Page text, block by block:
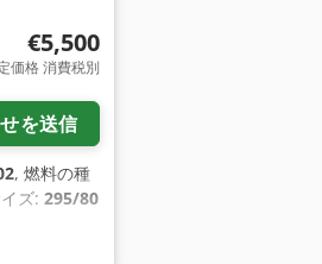
€5,500
価格 消費税別
を送信
, 燃料の種
ズ: 295/80